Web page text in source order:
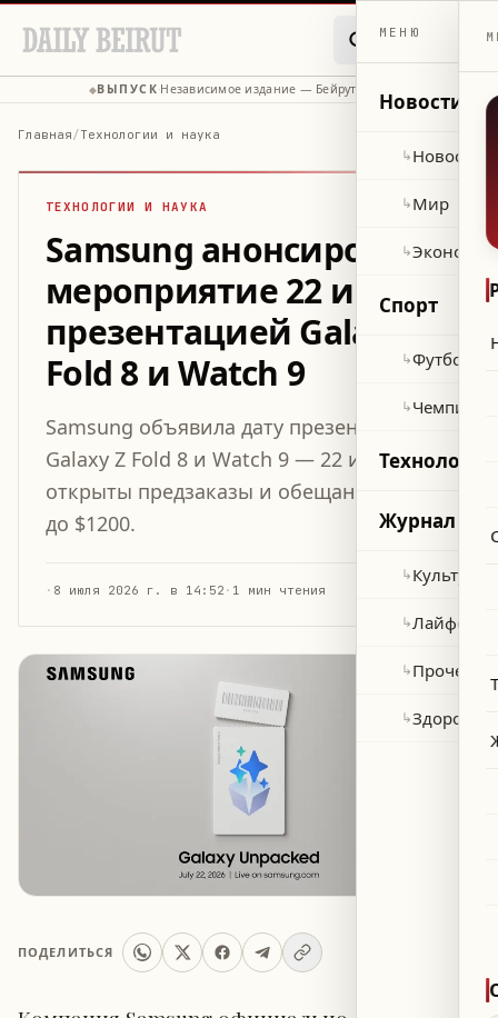
◆ВЫПУСК·Независимое издание — Бейрут, Ливан
Главная/Технологии и наука
ТЕХНОЛОГИИ И НАУКА
Samsung анонсировала
мероприятие 22 июля с
презентацией Galaxy Z
Fold 8 и Watch 9
Samsung объявила дату презентации
Galaxy Z Fold 8 и Watch 9 — 22 июля,
открыты предзаказы и обещаны скидки
до $1200.
· 8 июля 2026 г. в 14:52 · 1 мин чтения
ПОДЕЛИТЬСЯ
МЕНЮ
Новости
↳Новости
↳Мир
↳
Спорт
↳Футбол
↳
Журнал
↳Культура
↳
↳Прочее
↳Здоровье